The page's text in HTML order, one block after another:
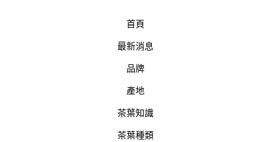
首頁
最新消息
品牌
產地
茶葉知識
茶葉種類